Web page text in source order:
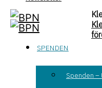
SPENDEN
Spenden –